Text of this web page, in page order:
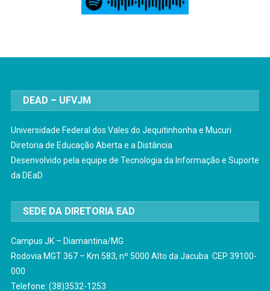
DEAD – UFVJM
Universidade Federal dos Vales do Jequitinhonha e Mucuri
Diretoria de Educação Aberta e a Distância
Desenvolvido pela equipe de Tecnologia da Informação e Suporte
da DEaD
SEDE DA DIRETORIA EAD
Campus JK – Diamantina/MG
Rodovia MGT 367 – Km 583, nº 5000 Alto da Jacuba CEP 39100-
000
Telefone: (38)3532-1253